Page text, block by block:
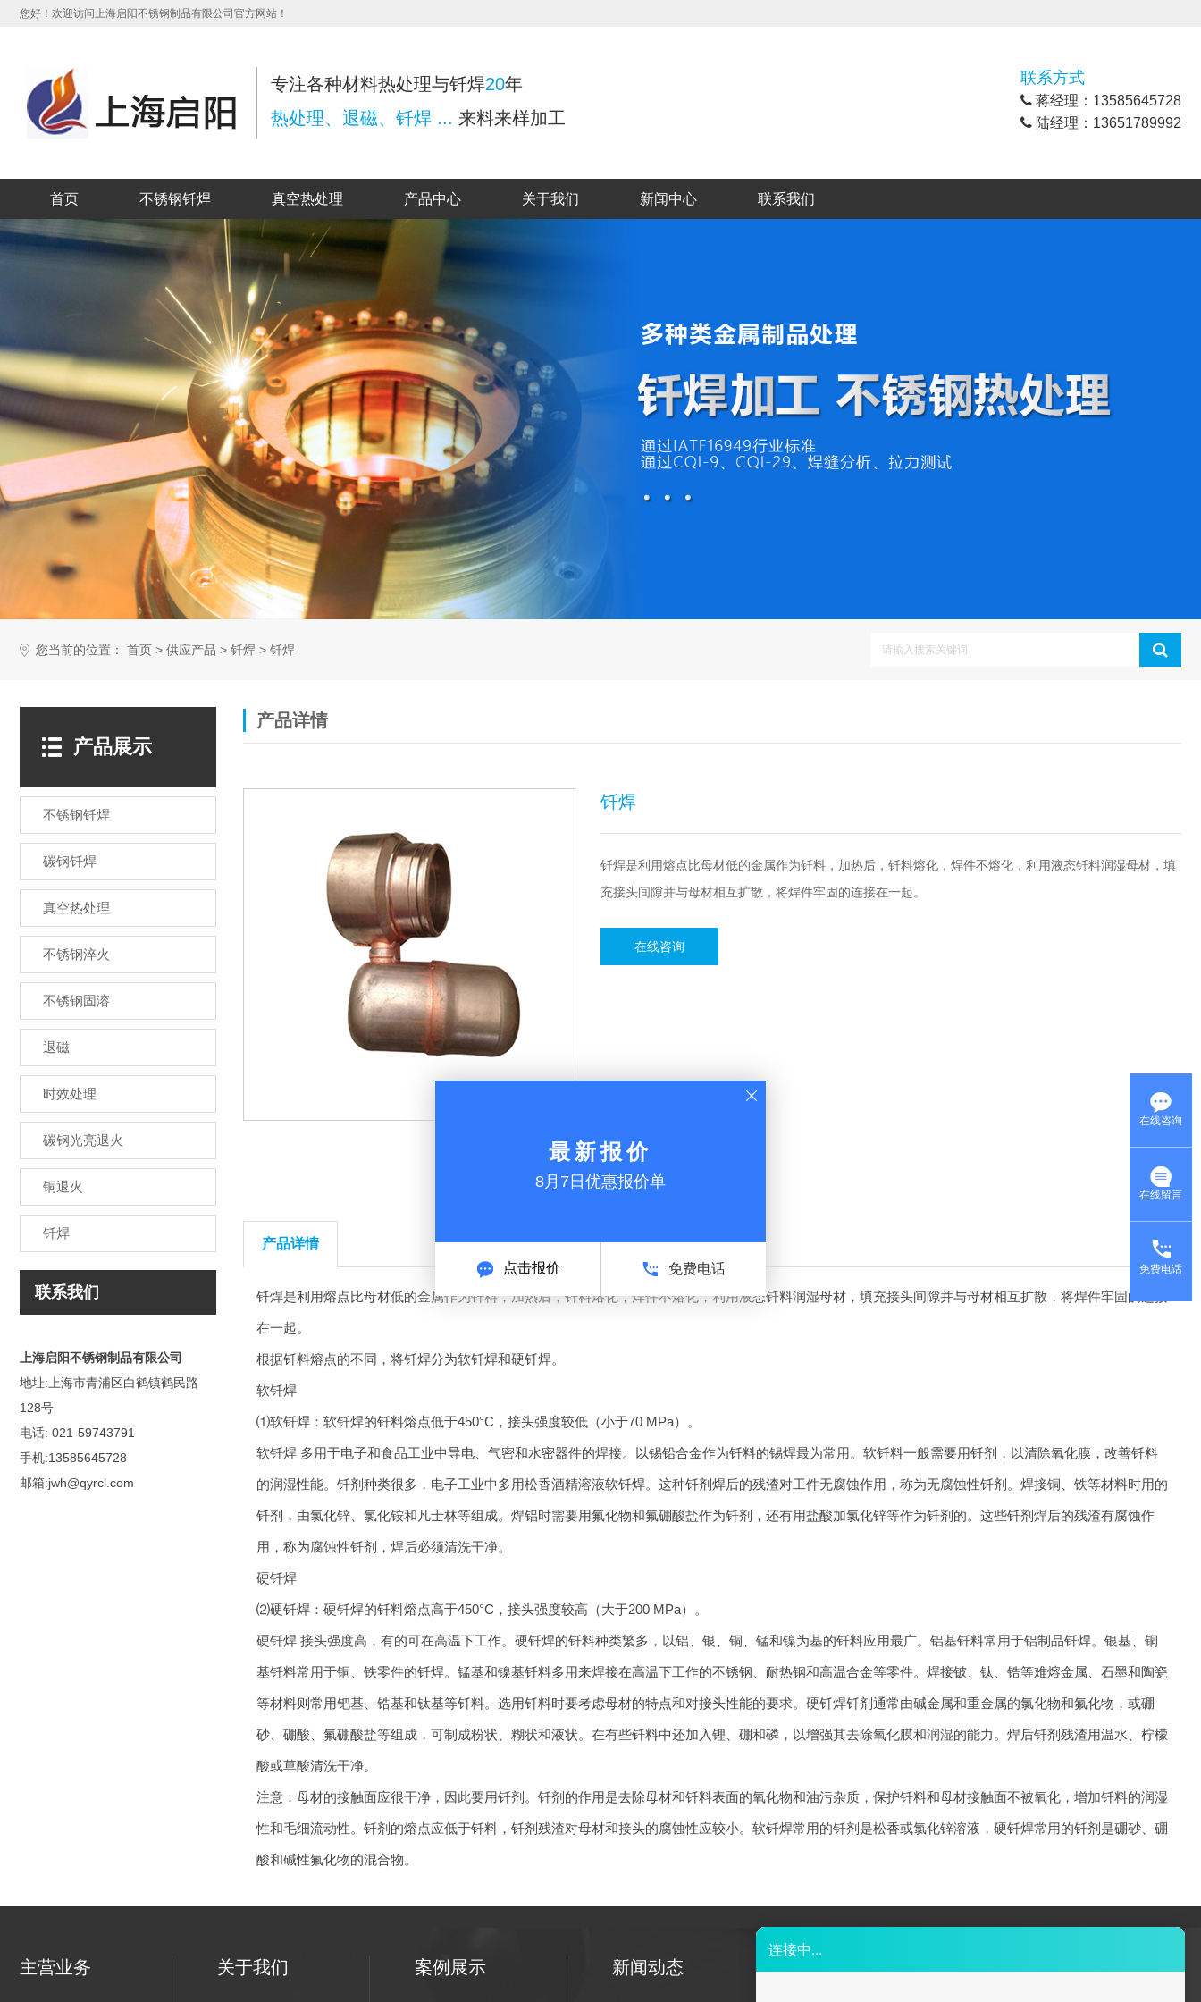
您好！欢迎访问上海启阳不锈钢制品有限公司官方网站！
专注各种材料热处理与钎焊20年
热处理、退磁、钎焊 ... 来料来样加工
联系方式
蒋经理：13585645728
陆经理：13651789992
首页 不锈钢钎焊 真空热处理 产品中心 关于我们 新闻中心 联系我们
您当前的位置： 首页 > 供应产品 > 钎焊 > 钎焊
产品展示
不锈钢钎焊
碳钢钎焊
真空热处理
不锈钢淬火
不锈钢固溶
退磁
时效处理
碳钢光亮退火
铜退火
钎焊
联系我们
上海启阳不锈钢制品有限公司
地址:上海市青浦区白鹤镇鹤民路
128号
电话: 021-59743791
手机:13585645728
邮箱:jwh@qyrcl.com
产品详情
钎焊
钎焊是利用熔点比母材低的金属作为钎料，加热后，钎料熔化，焊件不熔化，利用液态钎料润湿母材，填
充接头间隙并与母材相互扩散，将焊件牢固的连接在一起。
在线咨询
产品详情
钎焊是利用熔点比母材低的金属作为钎料，加热后，钎料熔化，焊件不熔化，利用液态钎料润湿母材，填充接头间隙并与母材相互扩散，将焊件牢固的连接
在一起。
根据钎料熔点的不同，将钎焊分为软钎焊和硬钎焊。
软钎焊
⑴软钎焊 ：软钎焊的钎料熔点低于450°C，接头强度较低（小于70 MPa）。
软钎焊 多用于电子和食品工业中导电、气密和水密器件的焊接。以锡铅合金作为钎料的锡焊最为常用。软钎料一般需要用钎剂，以清除氧化膜，改善钎料
的润湿性能。钎剂种类很多，电子工业中多用松香酒精溶液软钎焊。这种钎剂焊后的残渣对工件无腐蚀作用，称为无腐蚀性钎剂。焊接铜、铁等材料时用的
钎剂，由氯化锌、氯化铵和凡士林等组成。焊铝时需要用氟化物和氟硼酸盐作为钎剂，还有用盐酸加氯化锌等作为钎剂的。这些钎剂焊后的残渣有腐蚀作
用，称为腐蚀性钎剂，焊后必须清洗干净。
硬钎焊
⑵硬钎焊 ：硬钎焊的钎料熔点高于450°C，接头强度较高（大于200 MPa）。
硬钎焊 接头强度高，有的可在高温下工作。硬钎焊的钎料种类繁多，以铝、银、铜、锰和镍为基的钎料应用最广。铝基钎料常用于铝制品钎焊。银基、铜
基钎料常用于铜、铁零件的钎焊。锰基和镍基钎料多用来焊接在高温下工作的不锈钢、耐热钢和高温合金等零件。焊接铍、钛、锆等难熔金属、石墨和陶瓷
等材料则常用钯基、锆基和钛基等钎料。选用钎料时要考虑母材的特点和对接头性能的要求。硬钎焊钎剂通常由碱金属和重金属的氯化物和氟化物，或硼
砂、硼酸、氟硼酸盐等组成，可制成粉状、糊状和液状。在有些钎料中还加入锂、硼和磷，以增强其去除氧化膜和润湿的能力。焊后钎剂残渣用温水、柠檬
酸或草酸清洗干净。
注意：母材的接触面应很干净，因此要用钎剂。钎剂的作用是去除母材和钎料表面的氧化物和油污杂质，保护钎料和母材接触面不被氧化，增加钎料的润湿
性和毛细流动性。钎剂的熔点应低于钎料，钎剂残渣对母材和接头的腐蚀性应较小。软钎焊常用的钎剂是松香或氯化锌溶液，硬钎焊常用的钎剂是硼砂、硼
酸和碱性氟化物的混合物。
主营业务 关于我们 案例展示 新闻动态 联络我们
在线咨询
在线留言
免费电话
最新报价
8月7日优惠报价单
点击报价 免费电话